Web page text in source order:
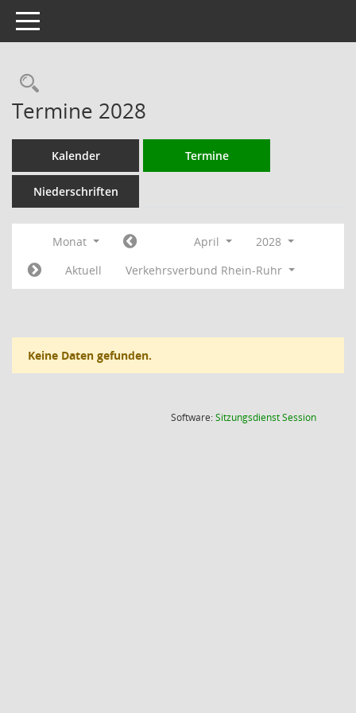
Toggle navigation
Rechercheauswahl
Termine 2028
Kalender Termine
Niederschriften
Monat April
2028
Aktuell
Verkehrsverbund Rhein-Ruhr
Keine Daten gefunden.
Software:SitzungsdienstSession(Wird in